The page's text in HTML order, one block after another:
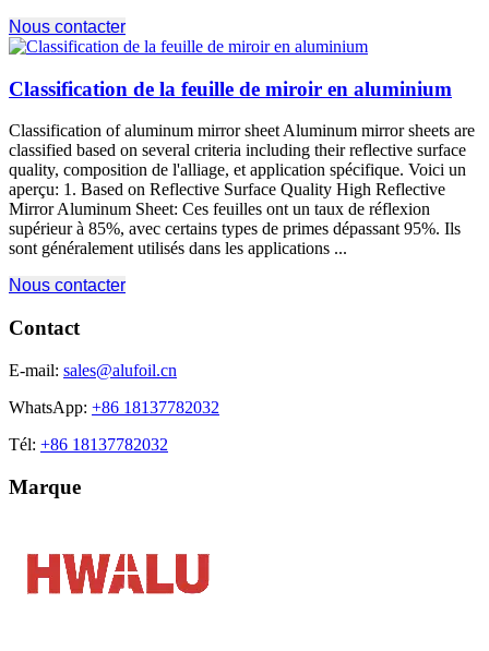
Nous contacter
Classification de la feuille de miroir en aluminium
Classification of aluminum mirror sheet Aluminum mirror sheets are
classified based on several criteria including their reflective surface
quality, composition de l'alliage, et application spécifique. Voici un
aperçu: 1. Based on Reflective Surface Quality High Reflective
Mirror Aluminum Sheet: Ces feuilles ont un taux de réflexion
supérieur à 85%, avec certains types de primes dépassant 95%. Ils
sont généralement utilisés dans les applications ...
Nous contacter
Contact
E-mail: sales@alufoil.cn
WhatsApp: +86 18137782032
Tél: +86 18137782032
Marque